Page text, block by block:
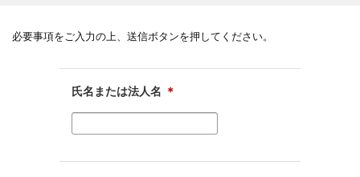
必要事項をご入力の上、送信ボタンを押してください。
氏名または法人名 ＊